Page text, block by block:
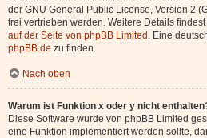
der GNU General Public License, Version 2
frei vertrieben werden. Weitere Details findest
auf der Seite von phpBB Limited . Eine
phpBB.de zu finden.
Nach oben
Warum ist Funktion x oder y nicht
Diese Software wurde von phpBB Limited
eine Funktion implementiert werden sollte,